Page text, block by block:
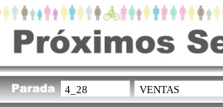
4_28 VENTAS